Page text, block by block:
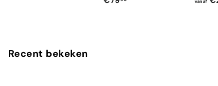
€
vanaf
Recent bekeken